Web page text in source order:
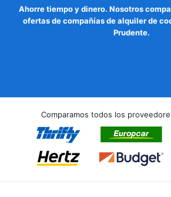
Ahorre tiempo y dinero. Nosotros
ofertas de compañías de alquiler de
Prudente.
Comparamos todos los